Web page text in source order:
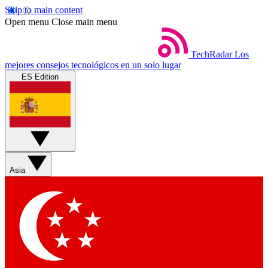
Skip to main content
Open menu Close main menu
TechRadar Los
mejores consejos tecnológicos en un solo lugar
ES Edition
Asia